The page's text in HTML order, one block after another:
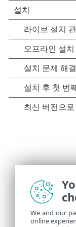
We and our
online